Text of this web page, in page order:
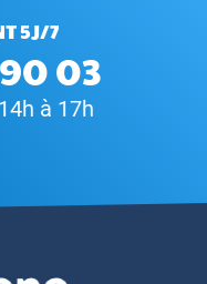
5J/7
03
à 17h